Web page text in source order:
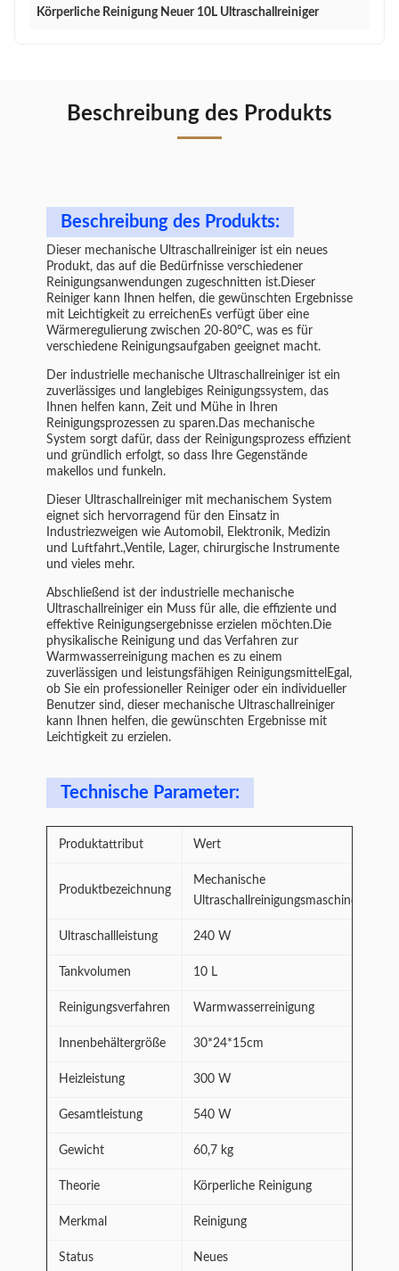
Körperliche Reinigung Neuer 10L Ultraschallreiniger
Beschreibung des Produkts
Beschreibung des Produkts:
Dieser mechanische Ultraschallreiniger ist ein neues
Produkt, das auf die Bedürfnisse verschiedener
Reinigungsanwendungen zugeschnitten ist.Dieser
Reiniger kann Ihnen helfen, die gewünschten Ergebnisse
mit Leichtigkeit zu erreichenEs verfügt über eine
Wärmeregulierung zwischen 20-80°C, was es für
verschiedene Reinigungsaufgaben geeignet macht.
Der industrielle mechanische Ultraschallreiniger ist ein
zuverlässiges und langlebiges Reinigungssystem, das
Ihnen helfen kann, Zeit und Mühe in Ihren
Reinigungsprozessen zu sparen.Das mechanische
System sorgt dafür, dass der Reinigungsprozess effizient
und gründlich erfolgt, so dass Ihre Gegenstände
makellos und funkeln.
Dieser Ultraschallreiniger mit mechanischem System
eignet sich hervorragend für den Einsatz in
Industriezweigen wie Automobil, Elektronik, Medizin
und Luftfahrt.,Ventile, Lager, chirurgische Instrumente
und vieles mehr.
Abschließend ist der industrielle mechanische
Ultraschallreiniger ein Muss für alle, die effiziente und
effektive Reinigungsergebnisse erzielen möchten.Die
physikalische Reinigung und das Verfahren zur
Warmwasserreinigung machen es zu einem
zuverlässigen und leistungsfähigen ReinigungsmittelEgal,
ob Sie ein professioneller Reiniger oder ein individueller
Benutzer sind, dieser mechanische Ultraschallreiniger
kann Ihnen helfen, die gewünschten Ergebnisse mit
Leichtigkeit zu erzielen.
Technische Parameter:
Produktattribut Wert
Produktbezeichnung
Mechanische
Ultraschallreinigungsmaschine
Ultraschallleistung 240 W
Tankvolumen 10 L
Reinigungsverfahren Warmwasserreinigung
Innenbehältergröße 30*24*15cm
Heizleistung 300 W
Gesamtleistung 540 W
Gewicht 60,7 kg
Theorie Körperliche Reinigung
Merkmal Reinigung
Status Neues